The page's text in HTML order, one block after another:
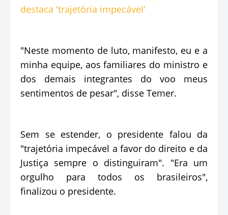
"Neste momento de luto, manifesto, eu e a
minha equipe, aos familiares do ministro e
dos demais integrantes do voo meus
sentimentos de pesar", disse Temer.
Sem se estender, o presidente falou da
"trajetória impecável a favor do direito e da
Justiça sempre o distinguiram". "Era um
orgulho para todos os brasileiros",
finalizou o presidente.